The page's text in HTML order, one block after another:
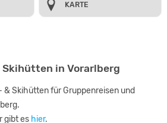
KARTE
Skihütten in Vorarlberg
& Skihütten für Gruppenreisen und
gibt es hier.